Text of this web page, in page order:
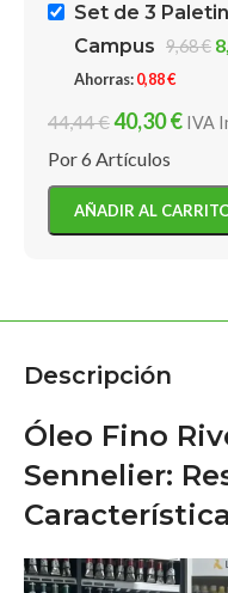
Set de 3
Campus 9,68€
Ahorras:0,88€
44,44€40,30€ IVA
Por 6 Artículos
AÑADIR AL
Descripción
Óleo Fino
Sennelier: